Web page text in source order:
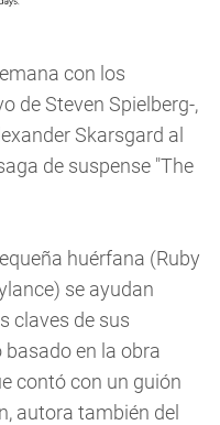
con los
de Steven Spielberg-,
Skarsgard al
de suspense "The
huérfana (Ruby
se ayudan
claves de sus
en la obra
contó con un guión
autora también del